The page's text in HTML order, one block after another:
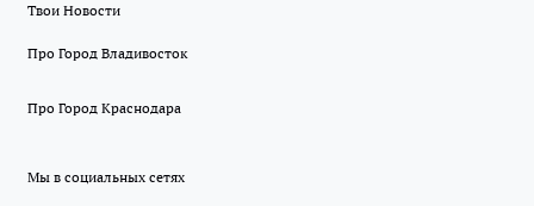
Твои Новости
Про Город Владивосток
Про Город Краснодара
Мы в социальных сетях